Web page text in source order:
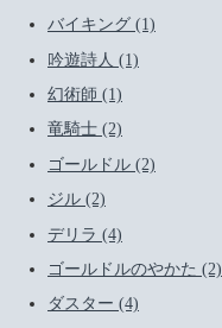
バイキング (1)
吟遊詩人 (1)
幻術師 (1)
竜騎士 (2)
ゴールドル (2)
ジル (2)
デリラ (4)
ゴールドルのやかた (2)
ダスター (4)